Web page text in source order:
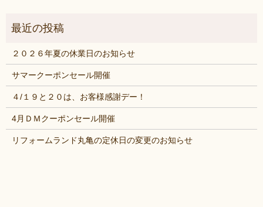
２０２６年夏の休業日のお知らせ
サマークーポンセール開催
４/１９と２０は、お客様感謝デー！
4月ＤＭクーポンセール開催
リフォームランド丸亀の定休日の変更のお知らせ